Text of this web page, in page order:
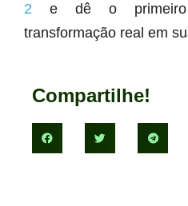
2 e dê o primeiro
transformação real em
Compartilhe!